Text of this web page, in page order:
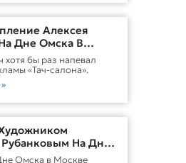
Алексея
Дне Омска В
бы раз напевал
«Тач-салона».
На Дне
Омска в Москве